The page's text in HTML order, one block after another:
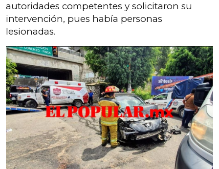
autoridades competentes y solicitaron su
intervención, pues había personas
lesionadas.